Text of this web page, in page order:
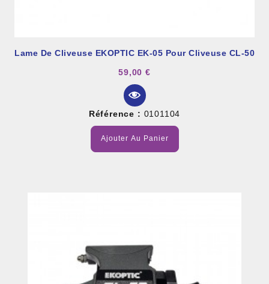
Lame De Cliveuse EKOPTIC EK-05 Pour Cliveuse CL-50
59,00 €
Référence : 0101104
Ajouter Au Panier